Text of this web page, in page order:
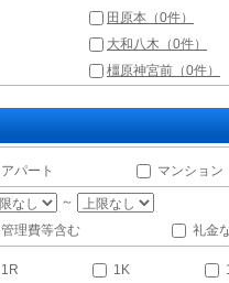
田原本（0件）
大和八木（0件）
橿原神宮前（0件）
アパート マンション
～
管理費等含む
礼金
1R 1K